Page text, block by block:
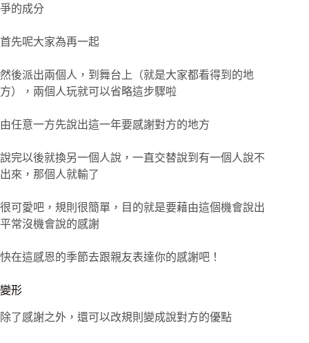
爭的成分
首先呢大家為再一起
然後派出兩個人，到舞台上（就是大家都看得到的地
方），兩個人玩就可以省略這步驟啦
由任意一方先說出這一年要感謝對方的地方
說完以後就換另一個人說，一直交替說到有一個人說不
出來，那個人就輸了
很可愛吧，規則很簡單，目的就是要藉由這個機會說出
平常沒機會說的感謝
快在這感恩的季節去跟親友表達你的感謝吧！
變形
除了感謝之外，還可以改規則變成說對方的優點